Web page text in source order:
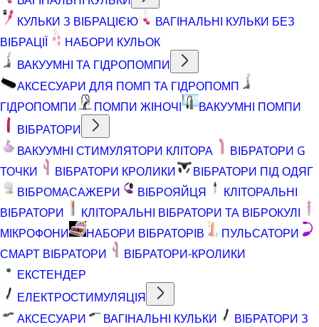
КУЛЬКИ З ВІБРАЦІЄЮ
ВАГІНАЛЬНІ КУЛЬКИ БЕЗ
ВІБРАЦІЇ
НАБОРИ КУЛЬОК
ВАКУУМНІ ТА ГІДРОПОМПИ
АКСЕСУАРИ ДЛЯ ПОМП ТА ГІДРОПОМП
ГІДРОПОМПИ
ПОМПИ ЖІНОЧІ
ВАКУУМНІ ПОМПИ
ВІБРАТОРИ
ВАКУУМНІ СТИМУЛЯТОРИ КЛІТОРА
ВІБРАТОРИ G
ТОЧКИ
ВІБРАТОРИ КРОЛИКИ
ВІБРАТОРИ ПІД ОДЯГ
ВІБРОМАСАЖЕРИ
ВІБРОЯЙЦЯ
КЛІТОРАЛЬНІ
ВІБРАТОРИ
КЛІТОРАЛЬНІ ВІБРАТОРИ ТА ВІБРОКУЛІ
МІКРОФОНИ
НАБОРИ ВІБРАТОРІВ
ПУЛЬСАТОРИ
СМАРТ ВІБРАТОРИ
ВІБРАТОРИ-КРОЛИКИ
ЕКСТЕНДЕР
ЕЛЕКТРОСТИМУЛЯЦІЯ
АКСЕСУАРИ
ВАГІНАЛЬНІ КУЛЬКИ
ВІБРАТОРИ З